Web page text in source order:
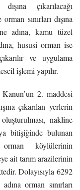
çıkarılacağı
sınırları dışına
adına, kamu tüzel
hususi orman ise
ve uygulama
işlemi yapılır.
2. maddesi
çıkarılan yerlerin
nakline
bitişiğinde bulunan
köylülerinin
ait tarım arazilerinin
Dolayısıyla 6292
orman sınırları